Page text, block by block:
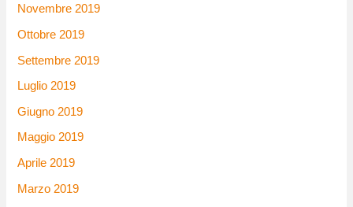
Novembre 2019
Ottobre 2019
Settembre 2019
Luglio 2019
Giugno 2019
Maggio 2019
Aprile 2019
Marzo 2019